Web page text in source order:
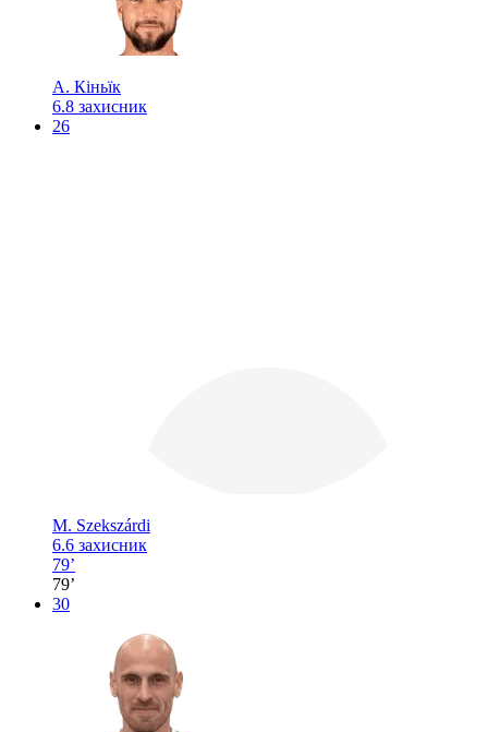
А. Кіньїк
6.8 захисник
26
М. Szekszárdi
6.6 захисник
79’
79’
30